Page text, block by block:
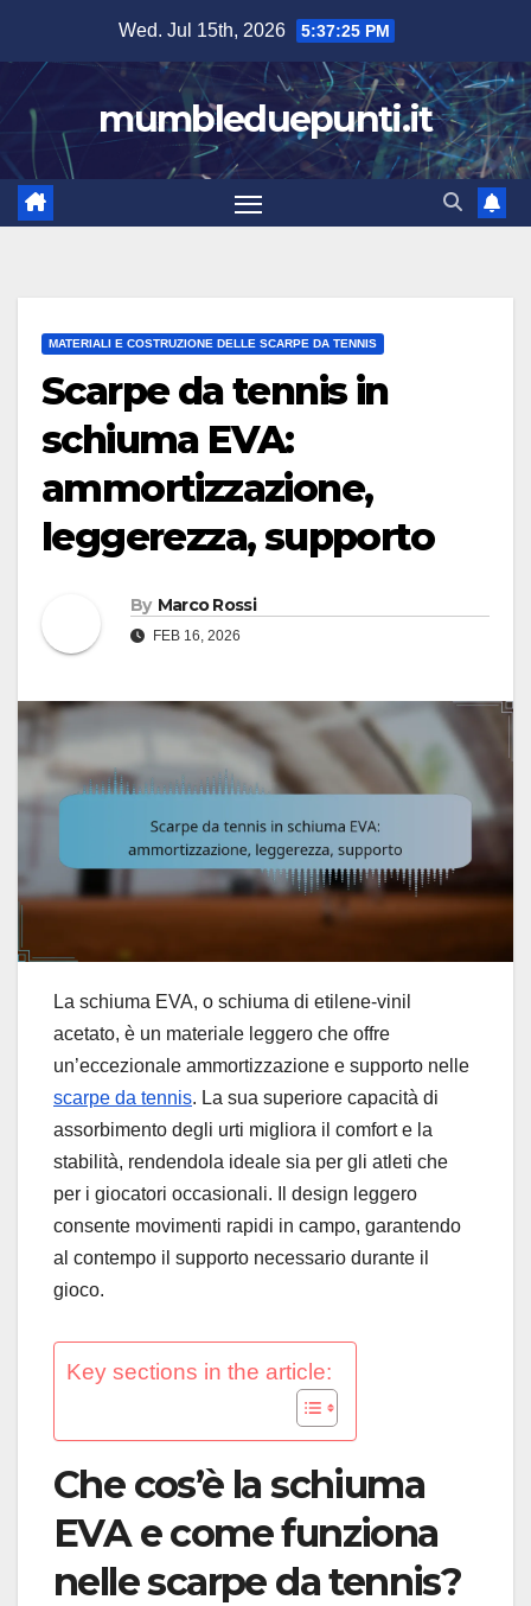
content
Wed. Jul 15th, 2026 5:37:26 PM
mumbleduepunti.it
MATERIALI E COSTRUZIONE DELLE SCARPE DA TENNIS
Scarpe da tennis in
schiuma EVA:
ammortizzazione,
leggerezza, supporto
By Marco Rossi
FEB 16, 2026
La schiuma EVA, o schiuma di etilene-vinil
acetato, è un materiale leggero che offre
un’eccezionale ammortizzazione e supporto nelle
scarpe da tennis. La sua superiore capacità di
assorbimento degli urti migliora il comfort e la
stabilità, rendendola ideale sia per gli atleti che
per i giocatori occasionali. Il design leggero
consente movimenti rapidi in campo, garantendo
al contempo il supporto necessario durante il
gioco.
Key sections in the article:
Che cos’è la schiuma
EVA e come funziona
nelle scarpe da tennis?